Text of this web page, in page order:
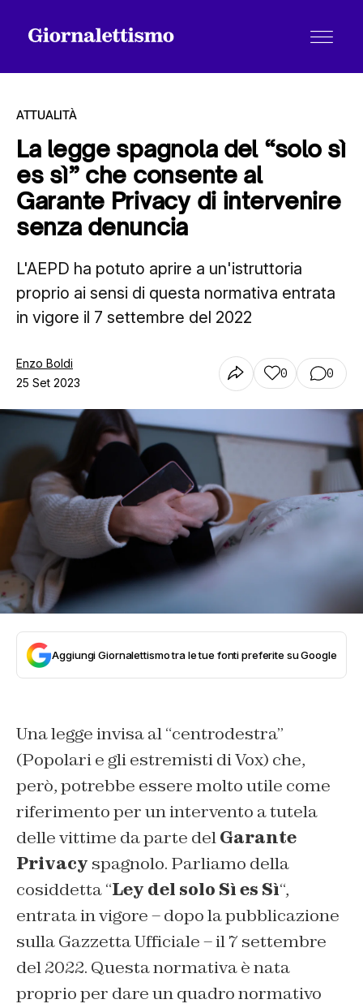
Tutti gli articoli
Contatti
ATTUALITÀ
La legge spagnola del “solo sì
es sì” che consente al
Garante Privacy di intervenire
senza denuncia
L'AEPD ha potuto aprire a un'istruttoria
proprio ai sensi di questa normativa entrata
in vigore il 7 settembre del 2022
Enzo Boldi
25 Set 2023
0 0
Aggiungi Giornalettismo tra le tue fonti preferite su Google
Una legge invisa al “centrodestra”
(Popolari e gli estremisti di Vox) che,
però, potrebbe essere molto utile come
riferimento per un intervento a tutela
delle vittime da parte delGarante
Privacy spagnolo. Parliamo della
cosiddetta “Ley del solo Sì es Sì“,
entrata in vigore – dopo la pubblicazione
sulla Gazzetta Ufficiale – il 7 settembre
del 2022. Questa normativa è nata
proprio per dare un quadro normativo